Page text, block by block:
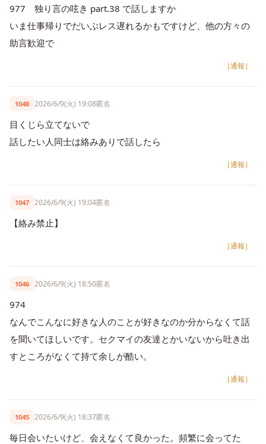
977 独り言の呟き part.38 で話しますか
いま仕事帰りでだいぶレス遅れるかもですけど、他の方々の
助言歓迎で
［通報］
1048 2026/6/9(火) 19:08匿名
目くじら立てないで
話したい人同士は絡みありで話したら
［通報］
1047 2026/6/9(火) 19:04匿名
【絡み禁止】
［通報］
1046 2026/6/9(火) 18:50匿名
974
なんでこんなに好きな人のことが好きなのか分からなくて話
を聞いてほしいです。セクマイの友達とかいないから吐き出
すところがなくて持て余しが酷い。
［通報］
1045 2026/6/9(火) 18:37匿名
毎日会いたいけど、会えなくて良かった。頻繁に会ってた